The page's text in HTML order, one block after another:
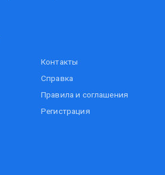
Контакты
Справка
Правила и соглашения
Регистрация